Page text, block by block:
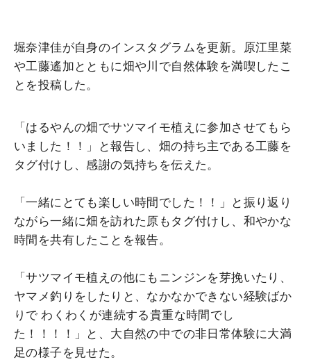
堀奈津佳が自身のインスタグラムを更新。原江里菜
や工藤遙加とともに畑や川で自然体験を満喫したこ
とを投稿した。
「はるやんの畑でサツマイモ植えに参加させてもら
いました！！」と報告し、畑の持ち主である工藤を
タグ付けし、感謝の気持ちを伝えた。
「一緒にとても楽しい時間でした！！」と振り返り
ながら一緒に畑を訪れた原もタグ付けし、和やかな
時間を共有したことを報告。
「サツマイモ植えの他にもニンジンを芽挽いたり、
ヤマメ釣りをしたりと、なかなかできない経験ばか
りで わくわくが連続する貴重な時間でし
た！！！！」と、大自然の中での非日常体験に大満
足の様子を見せた。